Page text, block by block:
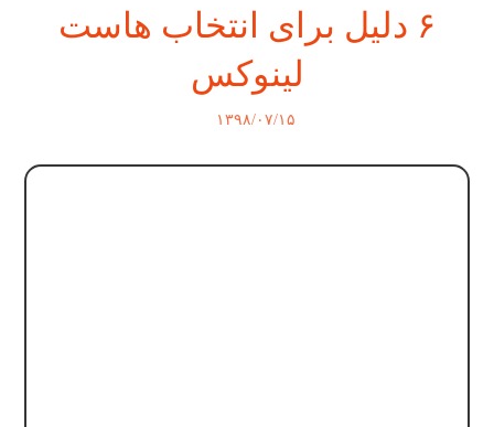
۶ دلیل برای انتخاب هاست
لینوکس
۱۳۹۸/۰۷/۱۵